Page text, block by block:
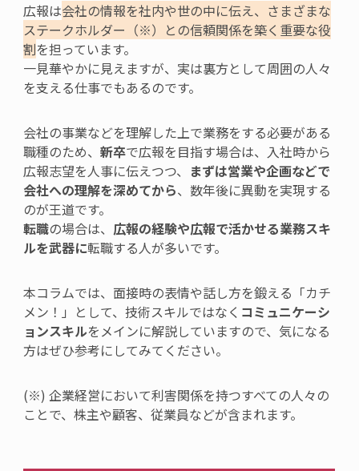
広報は会社の情報を社内や世の中に伝え、さまざまな
ステークホルダー（※）との信頼関係を築く重要な役
割を担っています。
一見華やかに見えますが、実は裏方として周囲の人々
を支える仕事でもあるのです。
会社の事業などを理解した上で業務をする必要がある
職種のため、新卒で広報を目指す場合は、入社時から
広報志望を人事に伝えつつ、 まずは営業や企画などで
会社への理解を深めてから、数年後に異動を実現する
のが王道です。
転職の場合は、 広報の経験や広報で活かせる業務スキ
ルを武器に転職する人が多いです。
本コラムでは、 面接時の表情や話し方を鍛える「カチ
メン！」として、技術スキルではなく コミュニケーシ
ョンスキルをメインに解説していますので、気になる
方はぜひ参考にしてみてください。
(※) 企業経営において利害関係を持つすべての人々の
ことで、株主や顧客、従業員などが含まれます。